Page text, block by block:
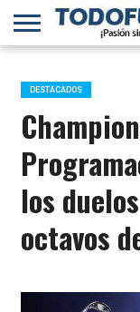
PRIMERA
B
SELECCIÓN
CHILENA
CHILENOS
EN EL
MUNDO
FÚTBOL
INTERNACIONAL
DESTACADOS
los
octavos